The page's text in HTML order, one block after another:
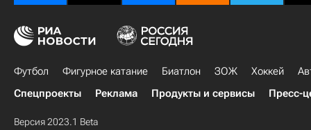
Футбол Фигурное катание Биатлон ЗОЖ Хоккей
Спецпроекты
Реклама Продукты и сервисы Пресс-
Версия 2023.1 Beta